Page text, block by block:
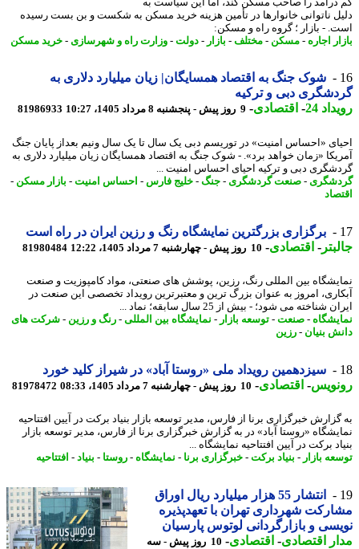
ناتوانی خانوارها در تأمین هزینه خرید مسکن به شکست و بن بست رسیده
- بازار ؛ گروه راه و مسکن:
اجاره-مسکن-مختلف-بازار - دولت-وزارت راه و شهرسازی- خرید مسکن
شوک جنگ به اقتصاد همسایگان| زیان میلیارد دلاری به
دبی و ترکیه
24
-اقتصادی-9 روز پیش - پنجشنبه 8 مرداد 1405، 10:27 81986933
«احساس امنیت» در توریسم دبی یک سال تا یک سال ونیم بعداز پایان جنگ
«زمان خواهد برد». - شوک جنگ به اقتصاد همسایگان زیان میلیارد دلاری به
دبی و ترکیه احیای احساس امنیت ...
- صنعت گردشگری- جنگ -خلیج فارس-احساس امنیت-بازار مسکن-
برگزاری بزرگترین نمایشگاه رنگ و رزین ایران در راه است
-اقتصادی-10 روز پیش - چهارشنبه 7 مرداد 1405، 12:22 81980484
بین المللی رنگ، رزین، پوشش های صنعتی، مواد کامپوزیت و صنعت
امروز به عنوان بزرگ ترین و معتبرترین رویداد تخصصی این صنعت در
شناخته می شود؛ - بیش از 25 سال سابقه؛ نماد ...
-صنعت-توسعه بازار - نمایشگاه بین المللی-رنگ و رزین - شرکت های
بنیان-رزین
سیزدهمین رویداد ملی «روستا آباد» در شیراز کلید خورد
-اقتصادی-10 روز پیش - چهارشنبه 7 مرداد 1405، 08:33 81978472
خبرگزاری برنا از فارس، مدیر توسعه بازار بنیاد برکت در آیین افتتاحیه
«روستا آباد» در به گزارش خبرگزاری برنا از فارس، مدیر توسعه بازار
برکت در آیین افتتاحیه نمایشگاه ...
بازار - بنیاد برکت-خبرگزاری برنا-نمایشگاه-روستا-بنیاد -افتتاحیه
انتشار 55 هزار میلیارد ریال اوراق
شهرداری تهران با تعهدپذیره
و بازارگردانی لوتوس پارسیان
اقتصادی-اقتصادی-
10 روز پیش - سه